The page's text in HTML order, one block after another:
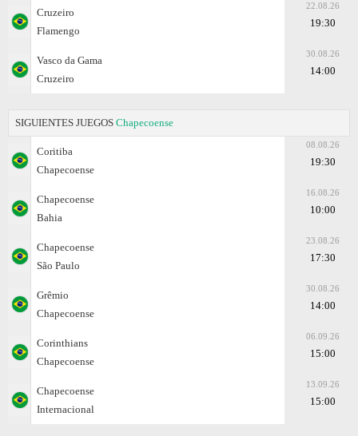
Cruzeiro
Flamengo
22.08.26
19:30
Vasco da Gama
Cruzeiro
30.08.26
14:00
SIGUIENTES JUEGOS Chapecoense
Coritiba
Chapecoense
08.08.26
19:30
Chapecoense
Bahia
16.08.26
10:00
Chapecoense
São Paulo
23.08.26
17:30
Grêmio
Chapecoense
30.08.26
14:00
Corinthians
Chapecoense
06.09.26
15:00
Chapecoense
Internacional
13.09.26
15:00